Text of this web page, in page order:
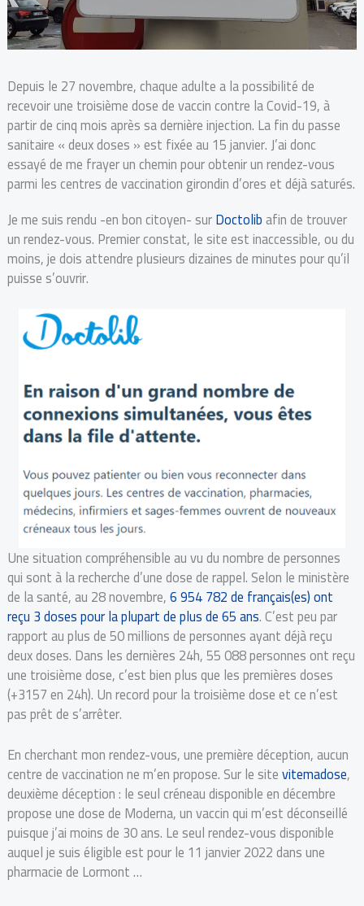
Depuis le 27 novembre, chaque adulte a la possibilité de
recevoir une troisième dose de vaccin contre la Covid-19, à
partir de cinq mois après sa dernière injection. La fin du passe
sanitaire « deux doses » est fixée au 15 janvier. J’ai donc
essayé de me frayer un chemin pour obtenir un rendez-vous
parmi les centres de vaccination girondin d’ores et déjà saturés.
Je me suis rendu -en bon citoyen- surDoctolibafin de trouver
un rendez-vous. Premier constat, le site est inaccessible, ou du
moins, je dois attendre plusieurs dizaines de minutes pour qu’il
puisse s’ouvrir.
Une situation compréhensible au vu du nombre de personnes
qui sont à la recherche d’une dose de rappel. Selon le ministère
de la santé, au 28 novembre,6 954 782 de français(es) ont
reçu 3 doses pour la plupart de plus de 65 ans. C’est peu par
rapport au plus de 50 millions de personnes ayant déjà reçu
deux doses. Dans les dernières 24h, 55 088 personnes ont reçu
une troisième dose, c’est bien plus que les premières doses
(+3157 en 24h). Un record pour la troisième dose et ce n’est
pas prêt de s’arrêter.
En cherchant mon rendez-vous, une première déception, aucun
centre de vaccination ne m’en propose. Sur le sitevitemadose,
deuxième déception : le seul créneau disponible en décembre
propose une dose de Moderna, un vaccin qui m’est déconseillé
puisque j’ai moins de 30 ans. Le seul rendez-vous disponible
auquel je suis éligible est pour le 11 janvier 2022 dans une
pharmacie de Lormont …